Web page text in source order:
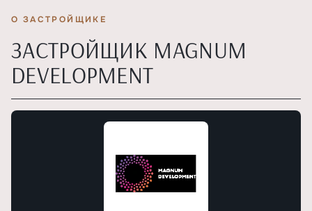
О ЗАСТРОЙЩИКЕ
ЗАСТРОЙЩИК MAGNUM
DEVELOPMENT